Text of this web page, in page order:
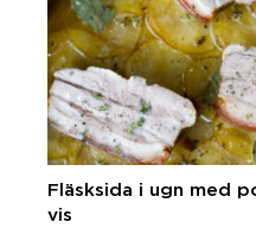
Fläsksida i ugn med
vis